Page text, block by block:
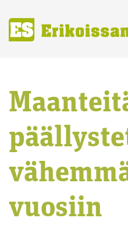
content
vuosiin